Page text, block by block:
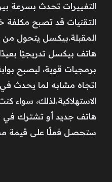
التغييرات تحدث بسرعة
التقنيات قد تصبح مكلفة
المقبلة.بيكسل يتحول من
هاتف بيكسل تدريجيًا
برمجيات قوية، ليصبح
اتجاه مشابه لما يحدث في
هاتف جديد أو تشترك في
ستحصل فعلًا على قيمة